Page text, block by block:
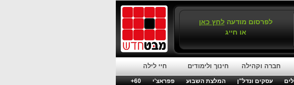
לפרסום מודעהלחץ כאן
או חייג
חברה וקהילה חינוך ולימודים חיי לילה
עסקים ונדל"ן המלצת השבוע פפראצ'י
60+